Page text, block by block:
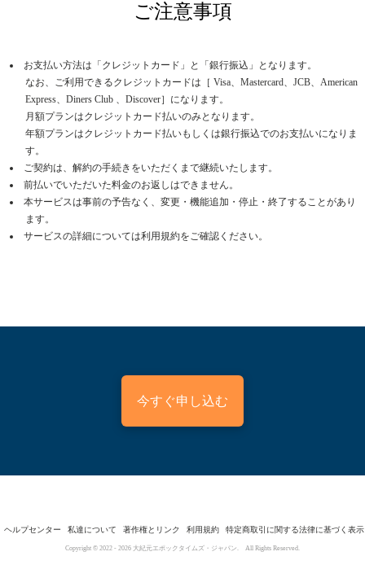
ご注意事項
お支払い方法は「クレジットカード」と「銀行振込」となります。
なお、ご利用できるクレジットカードは［ Visa、Mastercard、JCB、American
Express、Diners Club 、Discover］になります。
月額プランはクレジットカード払いのみとなります。
年額プランはクレジットカード払いもしくは銀行振込でのお支払いになりま
す。
ご契約は、解約の手続きをいただくまで継続いたします。
前払いでいただいた料金のお返しはできません。
本サービスは事前の予告なく、変更・機能追加・停止・終了することがあり
ます。
サービスの詳細については利用規約をご確認ください。
今すぐ申し込む
ヘルプセンター 私達について 著作権とリンク 利用規約 特定商取引に関する法律に基づく表示
Copyright © 2022 - 2026 大紀元エポックタイムズ・ジャパン. All Rights Reserved.